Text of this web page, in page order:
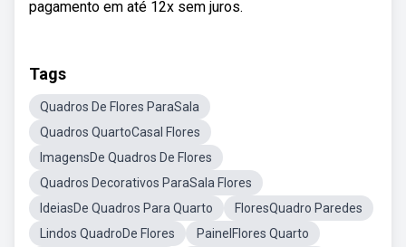
pagamento em até 12x sem juros.
Tags
Quadros De Flores ParaSala
Quadros QuartoCasal Flores
ImagensDe Quadros De Flores
Quadros Decorativos ParaSala Flores
IdeiasDe Quadros Para Quarto
FloresQuadro Paredes
Lindos QuadroDe Flores
PainelFlores Quarto